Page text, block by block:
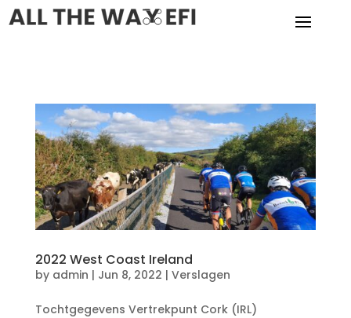
2022 West Coast Ireland
by admin | Jun 8, 2022 | Verslagen
Tochtgegevens Vertrekpunt Cork (IRL)